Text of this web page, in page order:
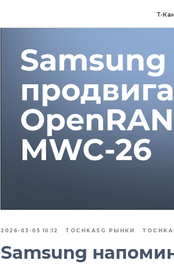
Т-
2026-03-05 10:12 TOCHKA5G РЫНКИ
Samsung